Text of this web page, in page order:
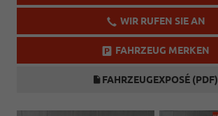
WIR RUFEN SIE AN
FAHRZEUG MERKEN
FAHRZEUGEXPOSÉ (PDF)